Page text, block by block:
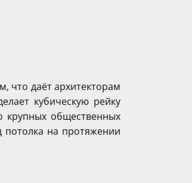
что даёт архитекторам
кубическую рейку
крупных общественных
потолка на протяжении